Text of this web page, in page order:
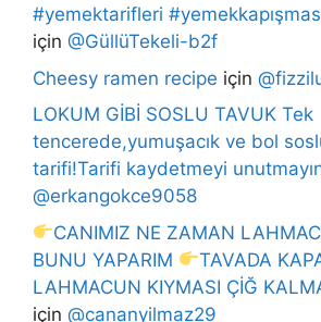
#yemektarifleri
için @GüllüTekeli-b2f
Cheesy ramen recipe için
LOKUM GİBİ SOSLU TAVUK Tek
tencerede,yumuşacık ve bol
tarifi!Tarifi kaydetmeyi
@erkangokce9058
CANIMIZ NE ZAMAN
BUNU YAPARIM
TAVADA
LAHMACUN KIYMASI ÇİĞ
için @cananyilmaz29